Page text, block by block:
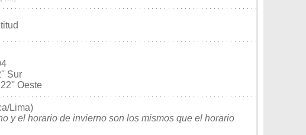
Sur
Oeste
Lima)
y el horario de invierno son los mismos que el horario